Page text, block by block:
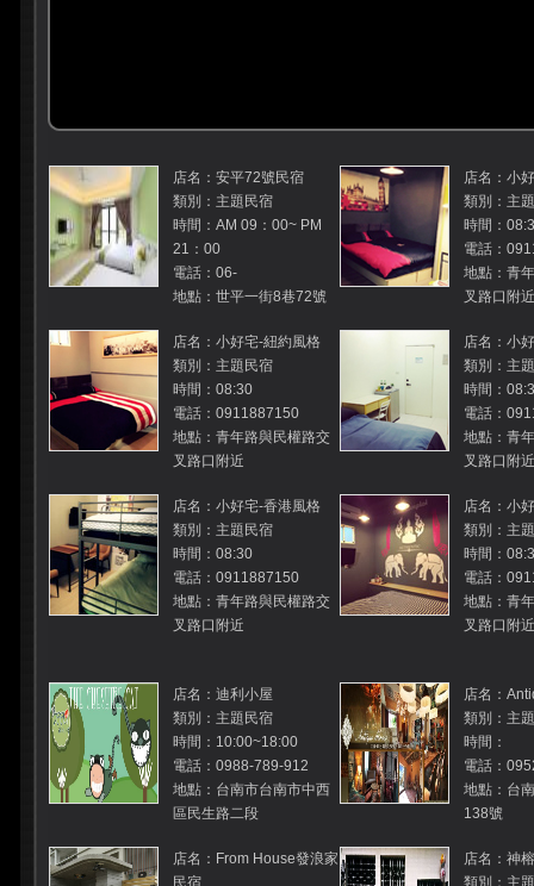
店名：安平72號民宿
類別：主題民宿
時間：AM 09：00~ PM
21：00
電話：06-
地點：世平一街8巷72號
店名：小
類別：主
時間：
電話：
地點：青
叉路口附近
店名：小好宅-紐約風格
類別：主題民宿
時間：08:30
電話：0911887150
地點：青年路與民權路交
叉路口附近
店名：小
類別：主
時間：
電話：
地點：青
叉路口附近
店名：小好宅-香港風格
類別：主題民宿
時間：08:30
電話：0911887150
地點：青年路與民權路交
叉路口附近
店名：小
類別：主
時間：
電話：
地點：青
叉路口附近
店名：迪利小屋
類別：主題民宿
時間：10:00~18:00
電話：0988-789-912
地點：台南市台南市中西
區民生路二段
店名：
類別：主
時間：
電話：
地點：台
138號
店名：From House發浪家
民宿
店名：神
類別：主